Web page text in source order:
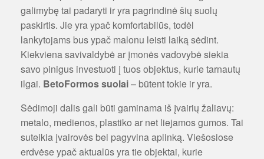
galimybę tai padaryti ir yra pagrindinė šių suolų
paskirtis. Jie yra ypač komfortabilūs, todėl
lankytojams bus ypač malonu leisti laiką sėdint.
Kiekviena savivaldybė ar įmonės vadovybė siekia
savo pinigus investuoti į tuos objektus, kurie tarnautų
ilgai. BetoFormos suolai– būtent tokie ir yra.
Sėdimoji dalis gali būti gaminama iš įvairių žaliavų:
metalo, medienos, plastiko ar net liejamos gumos. Tai
suteikia įvairovės bei pagyvina aplinką. Viešosiose
erdvėse ypač aktualūs yra tie objektai, kurie